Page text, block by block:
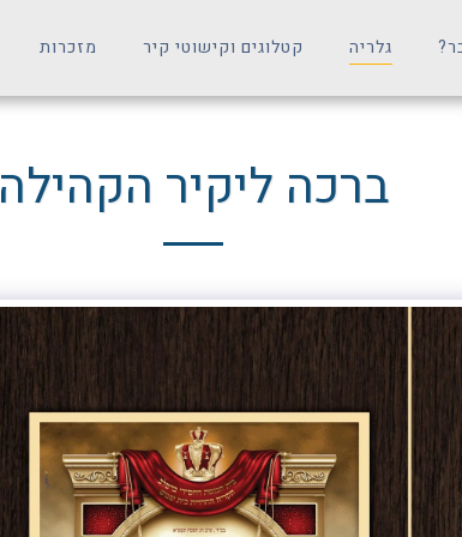
גלריה קטלוגים וקישוטי קיר מזכרות
ברכה ליקיר הקהילה